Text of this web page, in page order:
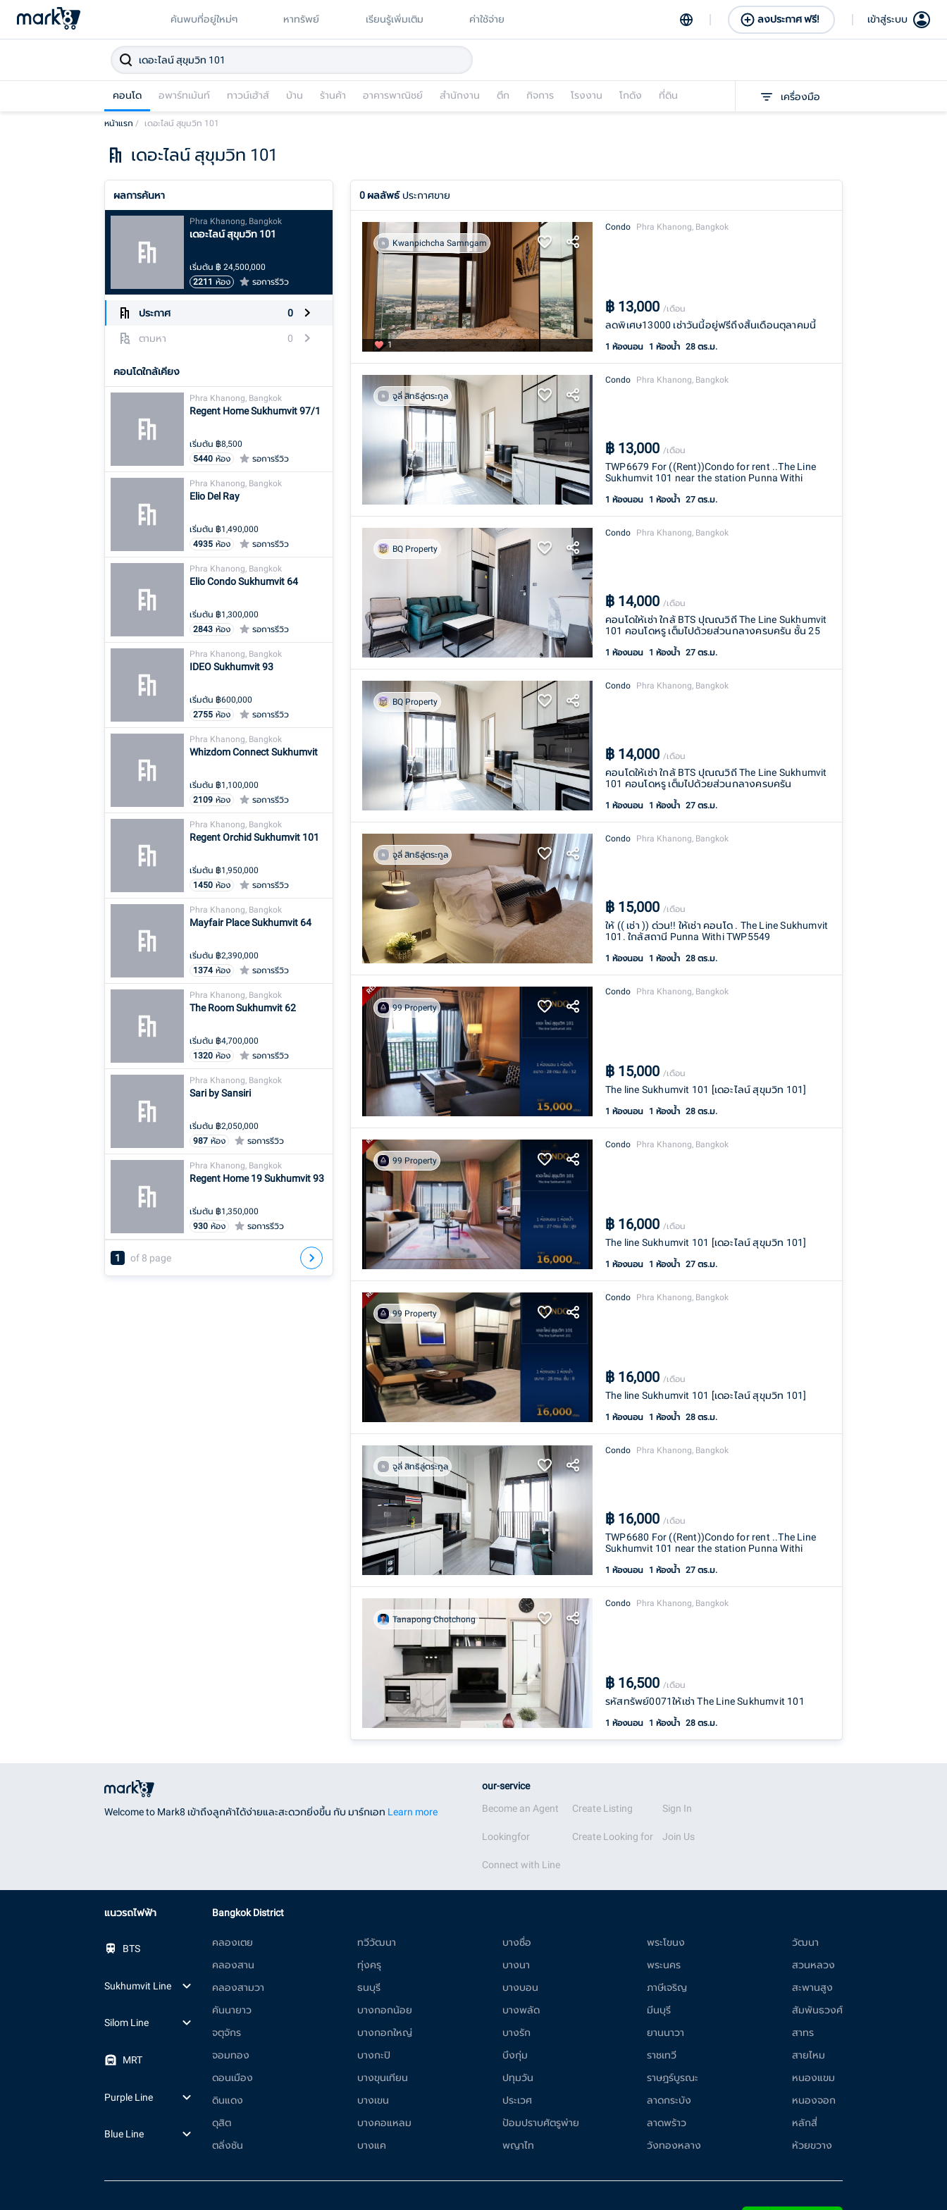
ค้นพบที่อยู่ใหม่ๆ หาทรัพย์ เรียนรู้เพิ่มเติม ค่าใช้จ่าย ลงประกาศ ฟรี! เข้าสู่ระบบ
คอนโด อพาร์ทเม้นท์ ทาวน์เฮ้าส์ บ้าน ร้านค้า อาคารพาณิชย์ สำนักงาน ตึก กิจการ โรงงาน โกดัง ที่ดิน เครื่องมือ
หน้าแรก / เดอะไลน์ สุขุมวิท 101
เดอะไลน์ สุขุมวิท 101
ผลการค้นหา
Phra Khanong, Bangkok
เดอะไลน์ สุขุมวิท 101
เริ่มต้น ฿ 24,500,000
2211 ห้อง รอการรีวิว
ประกาศ 0
ตามหา 0
คอนโดใกล้เคียง
Phra Khanong, Bangkok
Regent Home Sukhumvit 97/1
เริ่มต้น ฿8,500
5440 ห้อง รอการรีวิว
Phra Khanong, Bangkok
Elio Del Ray
เริ่มต้น ฿1,490,000
4935 ห้อง รอการรีวิว
Phra Khanong, Bangkok
Elio Condo Sukhumvit 64
เริ่มต้น ฿1,300,000
2843 ห้อง รอการรีวิว
Phra Khanong, Bangkok
IDEO Sukhumvit 93
เริ่มต้น ฿600,000
2755 ห้อง รอการรีวิว
Phra Khanong, Bangkok
Whizdom Connect Sukhumvit
เริ่มต้น ฿1,100,000
2109 ห้อง รอการรีวิว
Phra Khanong, Bangkok
Regent Orchid Sukhumvit 101
เริ่มต้น ฿1,950,000
1450 ห้อง รอการรีวิว
Phra Khanong, Bangkok
Mayfair Place Sukhumvit 64
เริ่มต้น ฿2,390,000
1374 ห้อง รอการรีวิว
Phra Khanong, Bangkok
The Room Sukhumvit 62
เริ่มต้น ฿4,700,000
1320 ห้อง รอการรีวิว
Phra Khanong, Bangkok
Sari by Sansiri
เริ่มต้น ฿2,050,000
987 ห้อง รอการรีวิว
Phra Khanong, Bangkok
Regent Home 19 Sukhumvit 93
เริ่มต้น ฿1,350,000
930 ห้อง รอการรีวิว
1 of 8 page
0ผลลัพธ์ ประกาศขาย
Kwanpichcha Samngam
1
Condo Phra Khanong, Bangkok
฿ 13,000 /เดือน
ลดพิเศษ13000 เช่าวันนี้อยู่ฟรีถึงสิ้นเดือนตุลาคมนี้
1 ห้องนอน 1 ห้องน้ำ 28 ตร.ม.
จูลี่ สิทธิลู่ตระกูล
Condo Phra Khanong, Bangkok
฿ 13,000 /เดือน
TWP6679 For ((Rent))Condo for rent ..The Line
Sukhumvit 101 near the station Punna Withi
1 ห้องนอน 1 ห้องน้ำ 27 ตร.ม.
BQ Property
Condo Phra Khanong, Bangkok
฿ 14,000 /เดือน
คอนโดให้เช่า ใกล้ BTS ปุณณวิถี The Line Sukhumvit
101 คอนโดหรู เต็มไปด้วยส่วนกลางครบครัน ชั้น 25
1 ห้องนอน 1 ห้องน้ำ 27 ตร.ม.
BQ Property
Condo Phra Khanong, Bangkok
฿ 14,000 /เดือน
คอนโดให้เช่า ใกล้ BTS ปุณณวิถี The Line Sukhumvit
101 คอนโดหรู เต็มไปด้วยส่วนกลางครบครัน
1 ห้องนอน 1 ห้องน้ำ 27 ตร.ม.
จูลี่ สิทธิลู่ตระกูล
Condo Phra Khanong, Bangkok
฿ 15,000 /เดือน
ให้ (( เช่า )) ด่วน!! ให้เช่า คอนโด . The Line Sukhumvit
101. ใกล้สถานี Punna Withi TWP5549
1 ห้องนอน 1 ห้องน้ำ 28 ตร.ม.
99 Property
Condo Phra Khanong, Bangkok
฿ 15,000 /เดือน
The line Sukhumvit 101 [เดอะไลน์ สุขุมวิท 101]
1 ห้องนอน 1 ห้องน้ำ 28 ตร.ม.
99 Property
Condo Phra Khanong, Bangkok
฿ 16,000 /เดือน
The line Sukhumvit 101 [เดอะไลน์ สุขุมวิท 101]
1 ห้องนอน 1 ห้องน้ำ 27 ตร.ม.
99 Property
Condo Phra Khanong, Bangkok
฿ 16,000 /เดือน
The line Sukhumvit 101 [เดอะไลน์ สุขุมวิท 101]
1 ห้องนอน 1 ห้องน้ำ 28 ตร.ม.
จูลี่ สิทธิลู่ตระกูล
Condo Phra Khanong, Bangkok
฿ 16,000 /เดือน
TWP6680 For ((Rent))Condo for rent ..The Line
Sukhumvit 101 near the station Punna Withi
1 ห้องนอน 1 ห้องน้ำ 27 ตร.ม.
Tanapong Chotchong
Condo Phra Khanong, Bangkok
฿ 16,500 /เดือน
รหัสทรัพย์0071ให้เช่า The Line Sukhumvit 101
1 ห้องนอน 1 ห้องน้ำ 28 ตร.ม.
Welcome to Mark8 เข้าถึงลูกค้าได้ง่ายและสะดวกยิ่งขึ้น กับ มาร์กเอท Learn more
our-service
Become an Agent
Lookingfor
Connect with Line
Create Listing
Create Looking for
Sign In
Join Us
แนวรถไฟฟ้า
BTS
Sukhumvit Line
Silom Line
MRT
Purple Line
Blue Line
Bangkok District
คลองเตย
คลองสาน
คลองสามวา
คันนายาว
จตุจักร
จอมทอง
ดอนเมือง
ดินแดง
ดุสิต
ตลิ่งชัน
ทวีวัฒนา
ทุ่งครุ
ธนบุรี
บางกอกน้อย
บางกอกใหญ่
บางกะปิ
บางขุนเทียน
บางเขน
บางคอแหลม
บางแค
บางซื่อ
บางนา
บางบอน
บางพลัด
บางรัก
บึงกุ่ม
ปทุมวัน
ประเวศ
ป้อมปราบศัตรูพ่าย
พญาไท
พระโขนง
พระนคร
ภาษีเจริญ
มีนบุรี
ยานนาวา
ราชเทวี
ราษฎร์บูรณะ
ลาดกระบัง
ลาดพร้าว
วังทองหลาง
วัฒนา
สวนหลวง
สะพานสูง
สัมพันธวงศ์
สาทร
สายไหม
หนองแขม
หนองจอก
หลักสี่
ห้วยขวาง